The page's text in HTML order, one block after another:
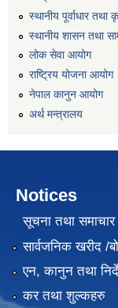
स्थानीय पूर्वाधार तथा
स्थानीय शासन तथा
लोक सेवा आयोग
राष्ट्रिय योजना आयोग
नेपाल कानुन आयोग
अर्थ मन्त्रालय
Notices
सूचना तथा समाचार
सार्वजनिक खरीद /
एन, कानुन तथा
कर तथा शुल्कहरु